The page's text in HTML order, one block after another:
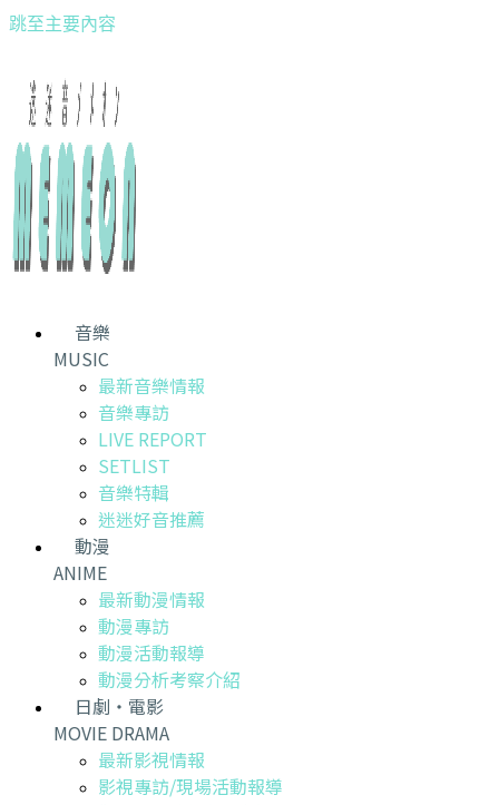
跳至主要內容
音樂
MUSIC
最新音樂情報
音樂專訪
LIVE REPORT
SETLIST
音樂特輯
迷迷好音推薦
動漫
ANIME
最新動漫情報
動漫專訪
動漫活動報導
動漫分析考察介紹
日劇・電影
MOVIE DRAMA
最新影視情報
影視專訪/現場活動報導